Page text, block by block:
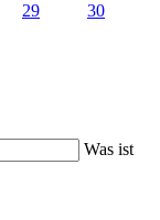
29
30
Was ist